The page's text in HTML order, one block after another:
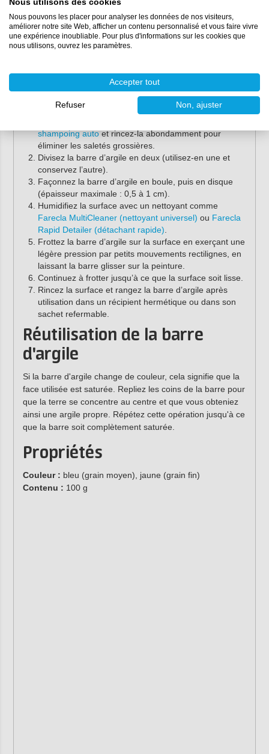
rayures et des tourbillons.
Conseil :vous cherchez une alternative à la barre
d’argile ? Découvrez legant d’argile Martin Cox
(moyen)!
Mode d’emploi
Utilisez la barre d’argile Martin Cox comme suit :
shampoing autoet rincez-la abondamment pour
éliminer les saletés grossières.
Divisez la barre d’argile en deux (utilisez-en une et
conservez l’autre).
Façonnez la barre d’argile en boule, puis en disque
(épaisseur maximale : 0,5 à 1 cm).
Humidifiez la surface avec un nettoyant comme
Farecla MultiCleaner (nettoyant universel) ou Farecla
Rapid Detailer (détachant rapide)
Frottez la barre d’argile sur la surface en exerçant une
légère pression par petits mouvements rectilignes, en
laissant la barre glisser sur la peinture.
Continuez à frotter jusqu’à ce que la surface soit lisse.
Rincez la surface et rangez la barre d’argile après
utilisation dans un récipient hermétique ou dans son
sachet refermable.
Réutilisation de la barre
d'argile
Si la barre d'argile change de couleur, cela signifie que la
face utilisée est saturée. Repliez les coins de la barre pour
que la terre se concentre au centre et que vous obteniez
ainsi une argile propre. Répétez cette opération jusqu'à ce
que la barre soit complètement saturée.
Propriétés
Couleur : bleu (grain moyen), jaune (grain fin)
Contenu : 100 g
Nous utilisons des cookies
Nous pouvons les placer pour analyser les données de nos visiteurs,
améliorer notre site Web, afficher un contenu personnalisé et vous faire vivre
une expérience inoubliable. Pour plus d'informations sur les cookies que
nous utilisons, ouvrez les paramètres.
Accepter tout
Refuser Non, ajuster